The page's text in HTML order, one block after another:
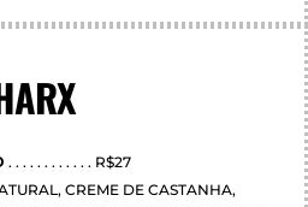
. . . . . . . . . . . . R$27
CREME DE CASTANHA,